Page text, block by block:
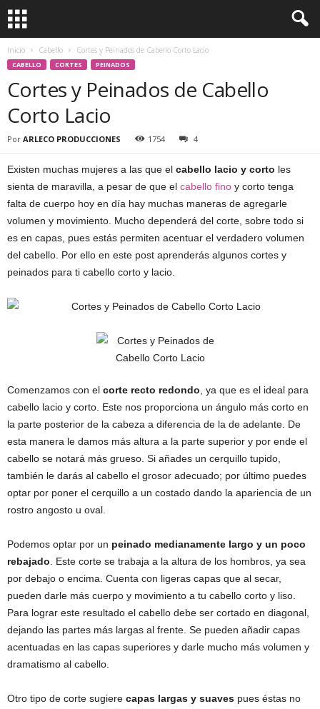
Inicio Cabello Cortes y Peinados de Cabello Corto Lacio
CABELLO CORTES PEINADOS
Cortes y Peinados de Cabello
Corto Lacio
Por ARLECO PRODUCCIONES 1754 4
Existen muchas mujeres a las que el cabello lacio y corto les
sienta de maravilla, a pesar de que el cabello fino y corto tenga
falta de cuerpo hoy en día hay muchas maneras de agregarle
volumen y movimiento. Mucho dependerá del corte, sobre todo si
es en capas, pues estás permiten acentuar el verdadero volumen
del cabello. Por ello en este post aprenderás algunos cortes y
peinados para ti cabello corto y lacio.
Comenzamos con el corte recto redondo , ya que es el ideal para
cabello lacio y corto. Este nos proporciona un ángulo más corto en
la parte posterior de la cabeza a diferencia de la de adelante. De
esta manera le damos más altura a la parte superior y por ende el
cabello se notará más grueso. Si añades un cerquillo tupido,
también le darás al cabello el grosor adecuado; por último puedes
optar por poner el cerquillo a un costado dando la apariencia de un
rostro angosto u oval.
Podemos optar por un peinado medianamente largo y un poco
rebajado . Este corte se trabaja a la altura de los hombros, ya sea
por debajo o encima. Cuenta con ligeras capas que al secar,
pueden darle más cuerpo y movimiento a tu cabello corto y liso.
Para lograr este resultado el cabello debe ser cortado en diagonal,
dejando las partes más largas al frente. Se pueden añadir capas
acentuadas en las capas superiores y darle mucho más volumen y
dramatismo al cabello.
Otro tipo de corte sugiere capas largas y suaves pues éstas no